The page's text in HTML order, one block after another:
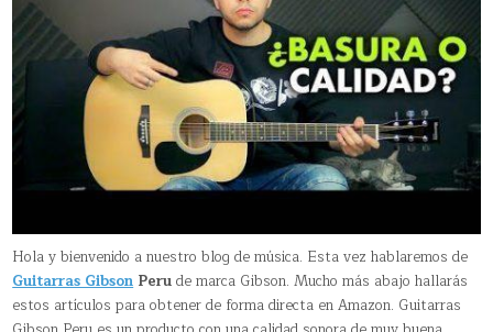
Hola y bienvenido a nuestro blog de música. Esta vez hablaremos de
Guitarras GibsonPerude marca Gibson. Mucho más abajo hallarás
estos artículos para obtener de forma directa en Amazon. Guitarras